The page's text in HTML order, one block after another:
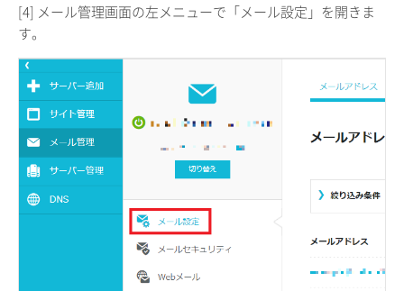
[4] メール管理画面の左メニューで「メール設定」を開きま
す。